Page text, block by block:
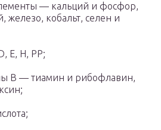
— кальций и фосфор,
железо, кобальт, селен и
Е, Н, РР;
В — тиамин и рибофлавин,